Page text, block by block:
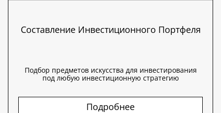
Составление Инвестиционного Портфеля
Подбор предметов искусства для инвестирования
под любую инвестиционную стратегию
Подробнее